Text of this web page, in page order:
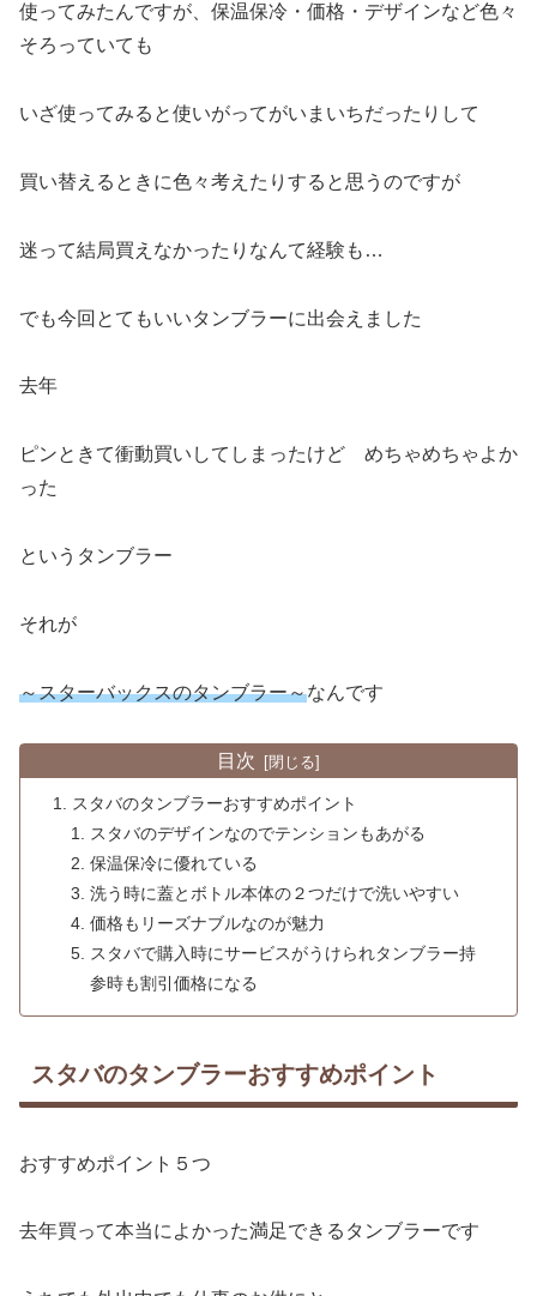
使ってみたんですが、保温保冷・価格・デザインなど色々
そろっていても
いざ使ってみると使いがってがいまいちだったりして
買い替えるときに色々考えたりすると思うのですが
迷って結局買えなかったりなんて経験も…
でも今回とてもいいタンブラーに出会えました
去年
ピンときて衝動買いしてしまったけど めちゃめちゃよか
った
というタンブラー
それが
～スターバックスのタンブラー～なんです
目次
スタバのタンブラーおすすめポイント
スタバのデザインなのでテンションもあがる
保温保冷に優れている
洗う時に蓋とボトル本体の２つだけで洗いやすい
価格もリーズナブルなのが魅力
スタバで購入時にサービスがうけられタンブラー持
参時も割引価格になる
スタバのタンブラーおすすめポイント
おすすめポイント５つ
去年買って本当によかった満足できるタンブラーです